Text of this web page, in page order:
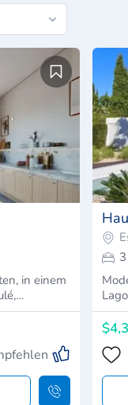
in einem
3